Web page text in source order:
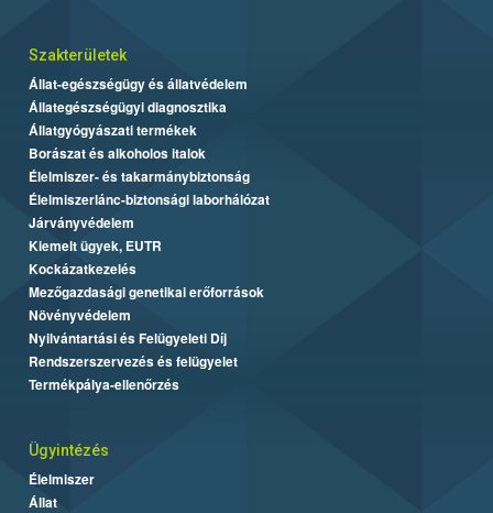
Szakterületek
Állat-egészségügy és állatvédelem
Állategészségügyi diagnosztika
Állatgyógyászati termékek
Borászat és alkoholos italok
Élelmiszer- és takarmánybiztonság
Élelmiszerlánc-biztonsági laborhálózat
Járványvédelem
Kiemelt ügyek, EUTR
Kockázatkezelés
Mezőgazdasági genetikai erőforrások
Növényvédelem
Nyilvántartási és Felügyeleti Díj
Rendszerszervezés és felügyelet
Termékpálya-ellenőrzés
Ügyintézés
Élelmiszer
Állat